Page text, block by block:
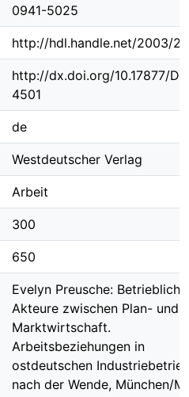
0941-5025
http://hdl.handle.net/2003/
http://dx.doi.org/10.17877/
4501
de
Westdeutscher Verlag
Arbeit
300
650
Evelyn Preusche: Betriebliche
Akteure zwischen Plan- und
Marktwirtschaft.
Arbeitsbeziehungen in
ostdeutschen
nach der Wende, München/